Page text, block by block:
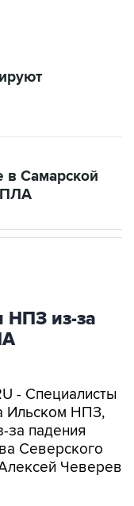
Самарской
НПЗ из-за
- Специалисты
Ильском НПЗ,
за падения
Северского
Чеверев